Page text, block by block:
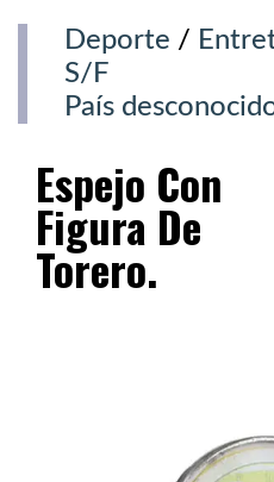
Deporte /
S/F
País
Espejo Con
Figura De
Torero.